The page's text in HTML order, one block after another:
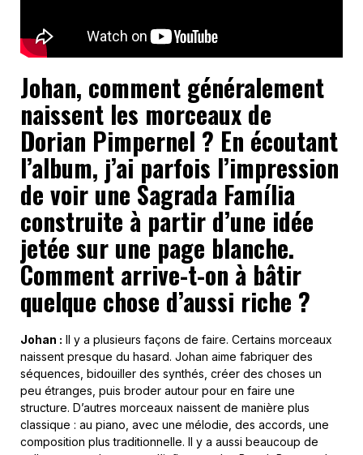
Johan, comment généralement
naissent les morceaux de
Dorian Pimpernel ? En écoutant
l’album, j’ai parfois l’impression
de voir une Sagrada Família
construite à partir d’une idée
jetée sur une page blanche.
Comment arrive-t-on à bâtir
quelque chose d’aussi riche ?
Johan : Il y a plusieurs façons de faire. Certains morceaux
naissent presque du hasard. Johan aime fabriquer des
séquences, bidouiller des synthés, créer des choses un
peu étranges, puis broder autour pour en faire une
structure. D’autres morceaux naissent de manière plus
classique : au piano, avec une mélodie, des accords, une
composition plus traditionnelle. Il y a aussi beaucoup de